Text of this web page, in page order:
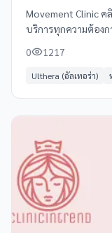
Movement Clinic ค
บริการทุกความต้อง
อกซ์ ไฮฟู่ เมโสแฟต รั
0 1217
Ulthera (อัลเทอร่า)